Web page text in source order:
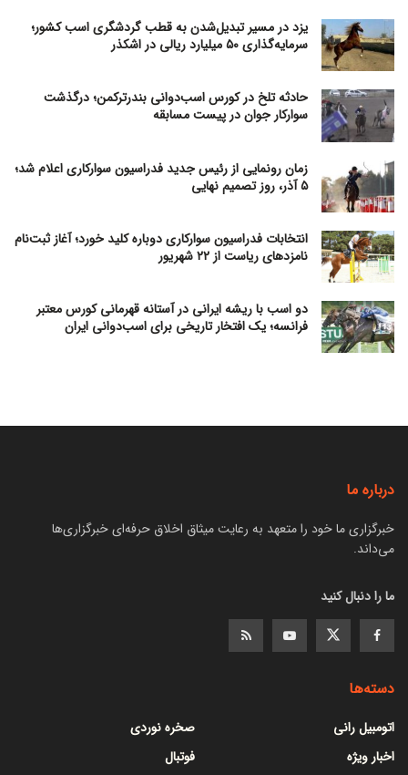
یزد در مسیر تبدیل‌شدن به قطب گردشگری اسب کشور؛
سرمایه‌گذاری ۵۰ میلیارد ریالی در اشکذر
حادثه تلخ در کورس اسب‌دوانی بندرترکمن؛ درگذشت
سوارکار جوان در پیست مسابقه
زمان رونمایی از رئیس جدید فدراسیون سوارکاری اعلام شد؛
۵ آذر، روز تصمیم نهایی
انتخابات فدراسیون سوارکاری دوباره کلید خورد؛ آغاز ثبت‌نام
نامزدهای ریاست از ۲۲ شهریور
دو اسب با ریشه ایرانی در آستانه قهرمانی کورس معتبر
فرانسه؛ یک افتخار تاریخی برای اسب‌دوانی ایران
درباره ما
خبرگزاری ما خود را متعهد به رعایت میثاق اخلاق حرفه‌ای خبرگزاری‌ها
می‌داند.
ما را دنبال کنید
دسته‌ها
اتومبیل رانی
اخبار ویژه
صخره نوردی
فوتبال